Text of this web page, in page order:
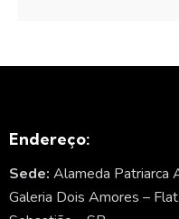
Endereço:
Sede: Alameda Patriarca
Galeria Dois Amores –